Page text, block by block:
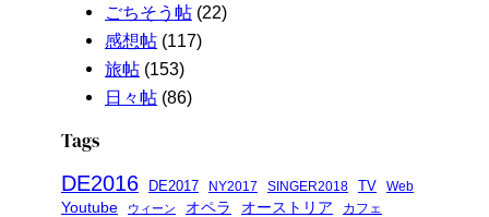
ごちそう帖 (22)
感想帖 (117)
旅帖 (153)
日々帖 (86)
Tags
DE2016 DE2017 NY2017 SINGER2018 TV Web
Youtube ウィーン オペラ オーストリア カフェ